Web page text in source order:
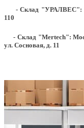
- Склад "УРАЛВЕС":
110
- Склад "Mertech":
ул. Сосновая, д. 11